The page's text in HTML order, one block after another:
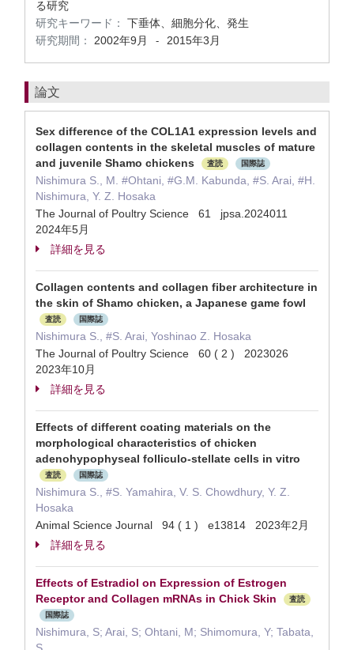
る研究
研究キーワード：
下垂体、細胞分化、発生
研究期間：
2002年9月 - 2015年3月
論文
Sex difference of the COL1A1 expression levels and
collagen contents in the skeletal muscles of mature
and juvenile Shamo chickens
査読 国際誌
Nishimura S., M. #Ohtani, #G.M. Kabunda, #S. Arai, #H.
Nishimura, Y. Z. Hosaka
The Journal of Poultry Science 61 jpsa.2024011
2024年5月
詳細を見る
Collagen contents and collagen fiber architecture in
the skin of Shamo chicken, a Japanese game fowl
査読 国際誌
Nishimura S., #S. Arai, Yoshinao Z. Hosaka
The Journal of Poultry Science 60 ( 2 ) 2023026
2023年10月
詳細を見る
Effects of different coating materials on the
morphological characteristics of chicken
adenohypophyseal folliculo-stellate cells in vitro
査読 国際誌
Nishimura S., #S. Yamahira, V. S. Chowdhury, Y. Z.
Hosaka
Animal Science Journal 94 ( 1 ) e13814 2023年2月
詳細を見る
Effects of Estradiol on Expression of Estrogen
Receptor and Collagen mRNAs in Chick Skin
査読
国際誌
Nishimura, S; Arai, S; Ohtani, M; Shimomura, Y; Tabata,